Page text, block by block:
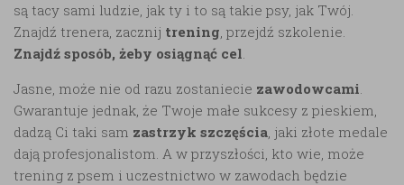
są tacy sami ludzie, jak ty i to są takie psy, jak Twój.
Znajdź trenera, zacznij trening , przejdź szkolenie.
Znajdź sposób, żeby osiągnąć cel
Jasne, może nie od razu zostaniecie zawodowcami
Gwarantuje jednak, że Twoje małe sukcesy z pieskiem,
dadzą Ci taki sam zastrzyk szczęścia , jaki złote medale
dają profesjonalistom. A w przyszłości, kto wie, może
trening z psem i uczestnictwo w zawodach będzie